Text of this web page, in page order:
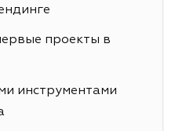
проекты в
инструментами